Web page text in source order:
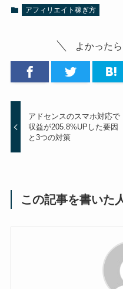
アフィリエイト稼ぎ方
よかった
アドセンスのスマホ対応で
収益が205.8%UPした要因
と3つの対策
この記事を書いた